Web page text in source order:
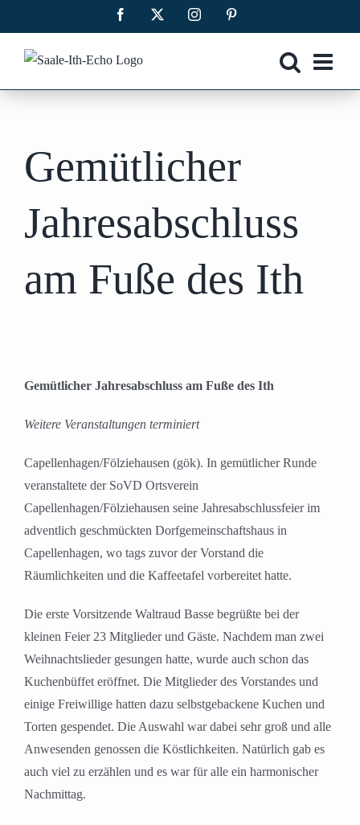
Inhalt
springen
Facebook Instagram
Gemütlicher
Jahresabschluss
am Fuße des Ith
Gemütlicher Jahresabschluss am Fuße des Ith
Weitere Veranstaltungen terminiert
Capellenhagen/Fölziehausen (gök). In gemütlicher Runde
veranstaltete der SoVD Ortsverein
Capellenhagen/Fölziehausen seine Jahresabschlussfeier im
adventlich geschmückten Dorfgemeinschaftshaus in
Capellenhagen, wo tags zuvor der Vorstand die
Räumlichkeiten und die Kaffeetafel vorbereitet hatte.
Die erste Vorsitzende Waltraud Basse begrüßte bei der
kleinen Feier 23 Mitglieder und Gäste. Nachdem man zwei
Weihnachtslieder gesungen hatte, wurde auch schon das
Kuchenbüffet eröffnet. Die Mitglieder des Vorstandes und
einige Freiwillige hatten dazu selbstgebackene Kuchen und
Torten gespendet. Die Auswahl war dabei sehr groß und alle
Anwesenden genossen die Köstlichkeiten. Natürlich gab es
auch viel zu erzählen und es war für alle ein harmonischer
Nachmittag.